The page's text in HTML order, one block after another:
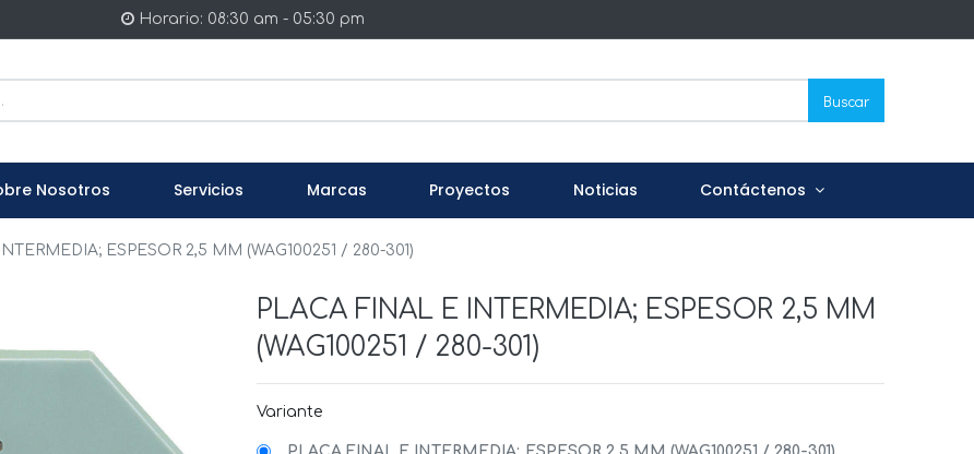
Horario: 08:30 am - 05:30 pm
Buscar
Nosotros Servicios Marcas Proyectos Noticias Contáctenos
ESPESOR 2,5 MM (WAG100251 / 280-301)
PLACA FINAL E INTERMEDIA; ESPESOR 2,5 MM
(WAG100251 / 280-301)
Variante